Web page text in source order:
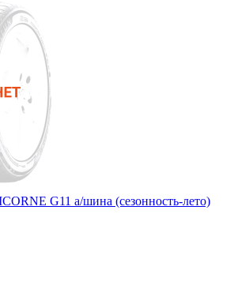
G11 а/шина (сезонность-лето)